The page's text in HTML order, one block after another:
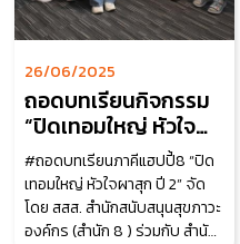
26/06/2025
ถอดบทเรียนกิจกรรม
“ปิดเทอมใหญ่ หัวใจ
ผาสุก ปี 2”
#ถอดบทเรียนภาคีแฮปปี้8 “ปิด
เทอมใหญ่ หัวใจผาสุก ปี 2” จัด
โดย สสส. สำนักสนับสนุนสุขภาวะ
องค์กร (สำนัก 8 ) ร่วมกับ สำนัก